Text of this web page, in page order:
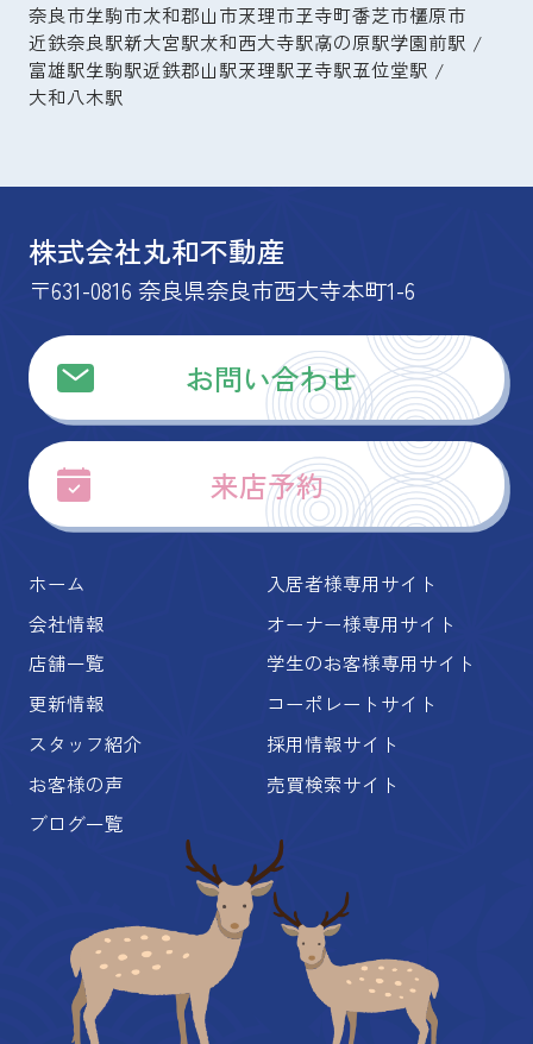
奈良市生駒市大和郡山市天理市王寺町香芝市橿原市
近鉄奈良駅新大宮駅大和西大寺駅高の原駅学園前駅
富雄駅生駒駅近鉄郡山駅天理駅王寺駅五位堂駅
大和八木駅
株式会社丸和不動産
〒631-0816 奈良県奈良市西大寺本町1-6
お問い合わせ
来店予約
ホーム
会社情報
店舗一覧
更新情報
スタッフ紹介
お客様の声
ブログ一覧
入居者様専用サイト
オーナー様専用サイト
学生のお客様専用サイト
コーポレートサイト
採用情報サイト
売買検索サイト